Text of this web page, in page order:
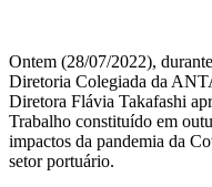
Ontem (28/07/2022),
Diretoria Colegiada da
Diretora Flávia Takafashi
Trabalho constituído em
impactos da pandemia da
setor portuário.